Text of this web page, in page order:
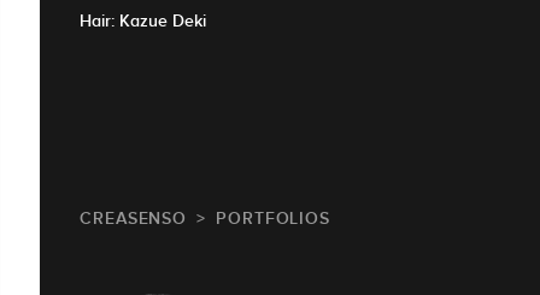
Hair: Kazue Deki
CREASENSO PORTFOLIOS